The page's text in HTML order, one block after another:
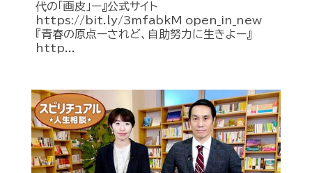
代の「画皮」ー』公式サイト
https://bit.ly/3mfabkM open_in_new
『青春の原点ーされど、自助努力に生きよー』
http...